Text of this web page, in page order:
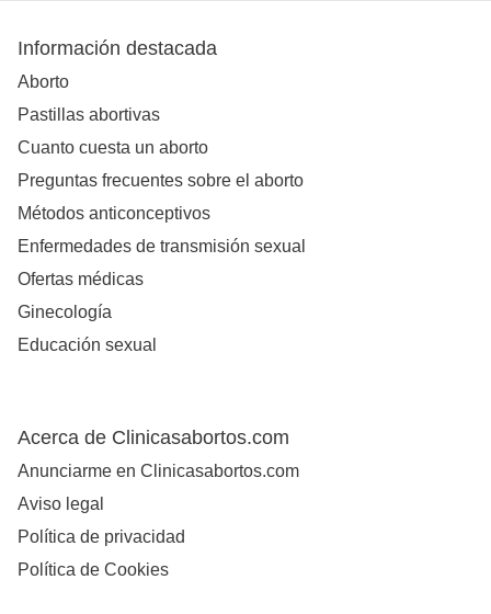
Información destacada
Aborto
Pastillas abortivas
Cuanto cuesta un aborto
Preguntas frecuentes sobre el aborto
Métodos anticonceptivos
Enfermedades de transmisión sexual
Ofertas médicas
Ginecología
Educación sexual
Acerca de Clinicasabortos.com
Anunciarme en Clinicasabortos.com
Aviso legal
Política de privacidad
Política de Cookies